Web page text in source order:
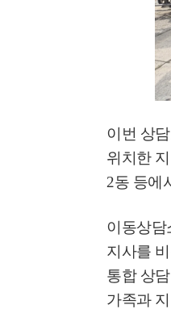
이번 상
위치한
2동 등에
이동상담
지사를
통합 상
가족과